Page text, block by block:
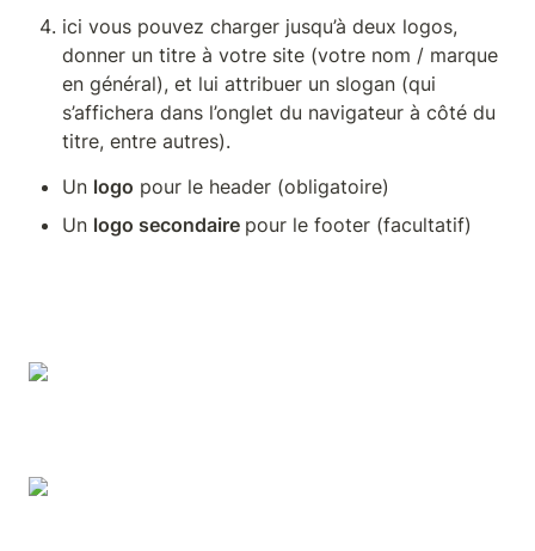
ici vous pouvez charger jusqu’à deux logos,
donner un titre à votre site (votre nom / marque
en général), et lui attribuer un slogan (qui
s’affichera dans l’onglet du navigateur à côté du
titre, entre autres).
Un logo pour le header (obligatoire)
Un logo secondaire pour le footer (facultatif)